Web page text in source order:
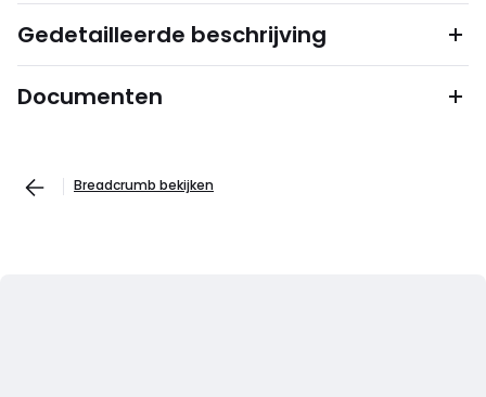
Gedetailleerde beschrijving
Documenten
Breadcrumb bekijken